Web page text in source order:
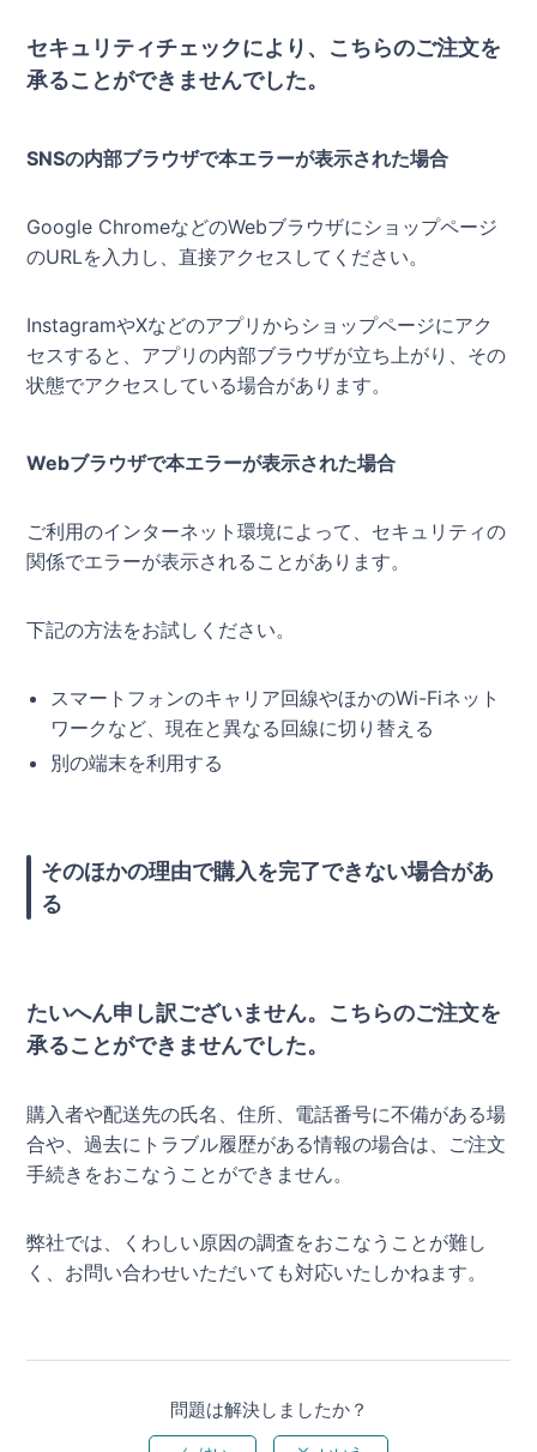
セキュリティチェックにより、こちらのご注文を
承ることができませんでした。
SNSの内部ブラウザで本エラーが表示された場合
Google ChromeなどのWebブラウザにショップページ
のURLを入力し、直接アクセスしてください。
InstagramやXなどのアプリからショップページにアク
セスすると、アプリの内部ブラウザが立ち上がり、その
状態でアクセスしている場合があります。
Webブラウザで本エラーが表示された場合
ご利用のインターネット環境によって、セキュリティの
関係でエラーが表示されることがあります。
下記の方法をお試しください。
スマートフォンのキャリア回線やほかのWi-Fiネット
ワークなど、現在と異なる回線に切り替える
別の端末を利用する
そのほかの理由で購入を完了できない場合があ
る
たいへん申し訳ございません。こちらのご注文を
承ることができませんでした。
購入者や配送先の氏名、住所、電話番号に不備がある場
合や、過去にトラブル履歴がある情報の場合は、ご注文
手続きをおこなうことができません。
弊社では、くわしい原因の調査をおこなうことが難し
く、お問い合わせいただいても対応いたしかねます。
問題は解決しましたか？